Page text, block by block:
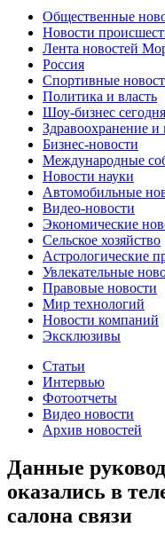
Общественные
Новости
Лента новостей
Россия
Спортивные
Политика и власть
Шоу-бизнес сегодня
Здравоохранение
Бизнес-новости
Международные
Новости науки
Автомобильные
Видео-новости
Экономические
Сельское хозяйство
Астрологические
Увлекательные
Правовые новости
Мир технологий
Новости компаний
Эксклюзивы
Статьи
Интервью
Фотоотчеты
Видео новости
Архив новостей
Данные
оказались в
салона связи